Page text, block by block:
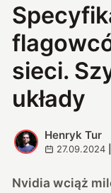
sieci.
układy
H
Henryk Tur
27.09.2024
Nvidia wciąż